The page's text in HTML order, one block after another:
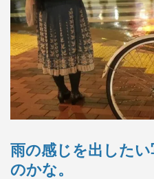
雨の感じを出した
のかな。